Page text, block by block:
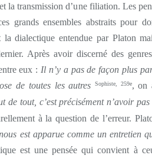
la transmission d’une filiation. Les
grands ensembles abstraits pour
la dialectique entendue par Platon
Après avoir discerné des
eux : Il n’y a pas de façon plus
de toutes les autres
Sophiste, 259e, on
de tout, c’est précisément n’avoir pas
à la question de l’erreur.
est apparue comme un entretien
est une pensée qui convient à